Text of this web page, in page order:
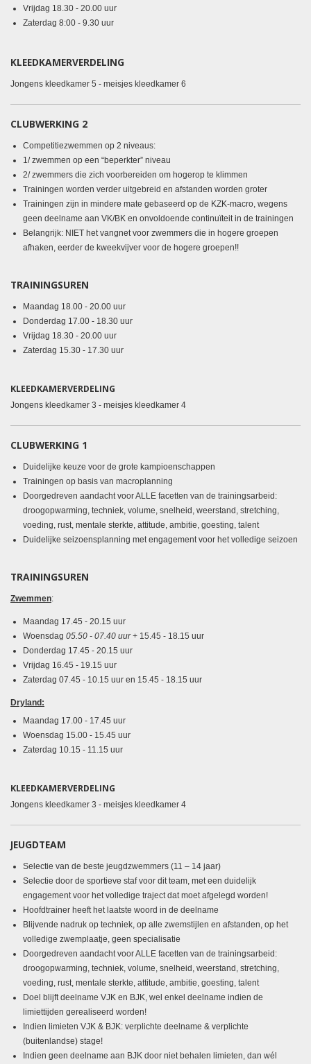
Vrijdag 18.30 - 20.00 uur
Zaterdag 8:00 - 9.30 uur
KLEEDKAMERVERDELING
Jongens kleedkamer 5 - meisjes kleedkamer 6
CLUBWERKING 2
Competitiezwemmen op 2 niveaus:
1/ zwemmen op een “beperkter” niveau
2/ zwemmers die zich voorbereiden om hogerop te klimmen
Trainingen worden verder uitgebreid en afstanden worden groter
Trainingen zijn in mindere mate gebaseerd op de KZK-macro, wegens
geen deelname aan VK/BK en onvoldoende continuïteit in de trainingen
Belangrijk: NIET het vangnet voor zwemmers die in hogere groepen
afhaken, eerder de kweekvijver voor de hogere groepen!!
TRAININGSUREN
Maandag 18.00 - 20.00 uur
Donderdag 17.00 - 18.30 uur
Vrijdag 18.30 - 20.00 uur
Zaterdag 15.30 - 17.30 uur
KLEEDKAMERVERDELING
Jongens kleedkamer 3 - meisjes kleedkamer 4
CLUBWERKING 1
Duidelijke keuze voor de grote kampioenschappen
Trainingen op basis van macroplanning
Doorgedreven aandacht voor ALLE facetten van de trainingsarbeid:
droogopwarming, techniek, volume, snelheid, weerstand, stretching,
voeding, rust, mentale sterkte, attitude, ambitie, goesting, talent
Duidelijke seizoensplanning met engagement voor het volledige seizoen
TRAININGSUREN
Zwemmen:
Maandag 17.45 - 20.15 uur
Woensdag 05.50 - 07.40 uur+ 15.45 - 18.15 uur
Donderdag 17.45 - 20.15 uur
Vrijdag 16.45 - 19.15 uur
Zaterdag 07.45 - 10.15 uur en 15.45 - 18.15 uur
Dryland:
Maandag 17.00 - 17.45 uur
Woensdag 15.00 - 15.45 uur
Zaterdag 10.15 - 11.15 uur
KLEEDKAMERVERDELING
Jongens kleedkamer 3 - meisjes kleedkamer 4
JEUGDTEAM
Selectie van de beste jeugdzwemmers (11 – 14 jaar)
Selectie door de sportieve staf voor dit team, met een duidelijk
engagement voor het volledige traject dat moet afgelegd worden!
Hoofdtrainer heeft het laatste woord in de deelname
Blijvende nadruk op techniek, op alle zwemstijlen en afstanden, op het
volledige zwemplaatje, geen specialisatie
Doorgedreven aandacht voor ALLE facetten van de trainingsarbeid:
droogopwarming, techniek, volume, snelheid, weerstand, stretching,
voeding, rust, mentale sterkte, attitude, ambitie, goesting, talent
Doel blijft deelname VJK en BJK, wel enkel deelname indien de
limiettijden gerealiseerd worden!
Indien limieten VJK & BJK: verplichte deelname & verplichte
(buitenlandse) stage!
Indien geen deelname aan BJK door niet behalen limieten, dan wél